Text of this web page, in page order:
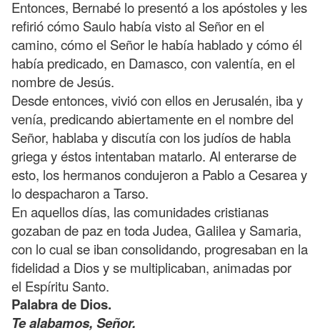
Entonces, Bernabé lo presentó a los apóstoles y les
refirió cómo Saulo había visto al Señor en el
camino, cómo el Señor le había hablado y cómo él
había predicado, en Damasco, con valentía, en el
nombre de Jesús.
Desde entonces, vivió con ellos en Jerusalén, iba y
venía, predicando abiertamente en el nombre del
Señor, hablaba y discutía con los judíos de habla
griega y éstos intentaban matarlo. Al enterarse de
esto, los hermanos condujeron a Pablo a Cesarea y
lo despacharon a Tarso.
En aquellos días, las comunidades cristianas
gozaban de paz en toda Judea, Galilea y Samaria,
con lo cual se iban consolidando, progresaban en la
fidelidad a Dios y se multiplicaban, animadas por
el Espíritu Santo.
Palabra de Dios.
Te alabamos, Señor.